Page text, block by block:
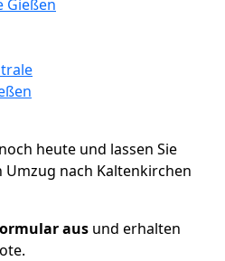
Gießen
heute und lassen Sie
nach Kaltenkirchen
aus und erhalten